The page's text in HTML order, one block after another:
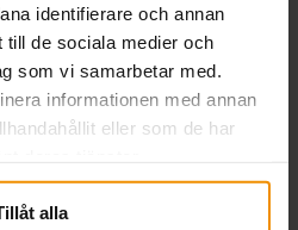
identifierare och annan
till de sociala medier och
som vi samarbetar med.
informationen med annan
eller som de har
alla
2026
för att lyfta